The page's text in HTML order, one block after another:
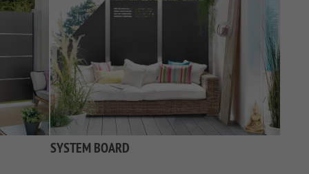
SYSTEM BOARD